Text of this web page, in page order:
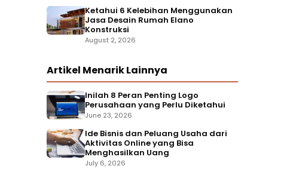
Ketahui 6 Kelebihan Menggunakan
Jasa Desain Rumah Elano
Konstruksi
August 2, 2026
Artikel Menarik Lainnya
Inilah 8 Peran Penting Logo
Perusahaan yang Perlu Diketahui
June 23, 2026
Ide Bisnis dan Peluang Usaha dari
Aktivitas Online yang Bisa
Menghasilkan Uang
July 6, 2026